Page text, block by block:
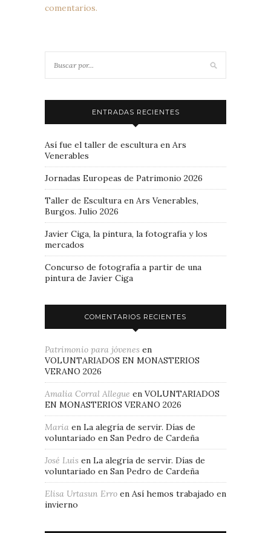
comentarios.
ENTRADAS RECIENTES
Así fue el taller de escultura en Ars
Venerables
Jornadas Europeas de Patrimonio 2026
Taller de Escultura en Ars Venerables,
Burgos. Julio 2026
Javier Ciga, la pintura, la fotografía y los
mercados
Concurso de fotografía a partir de una
pintura de Javier Ciga
COMENTARIOS RECIENTES
Patrimonio para jóvenes en
VOLUNTARIADOS EN MONASTERIOS
VERANO 2026
Amalia Corral Allegue en VOLUNTARIADOS
EN MONASTERIOS VERANO 2026
Maria en La alegría de servir. Días de
voluntariado en San Pedro de Cardeña
José Luis en La alegría de servir. Días de
voluntariado en San Pedro de Cardeña
Elisa Urtasun Erro en Así hemos trabajado en
invierno